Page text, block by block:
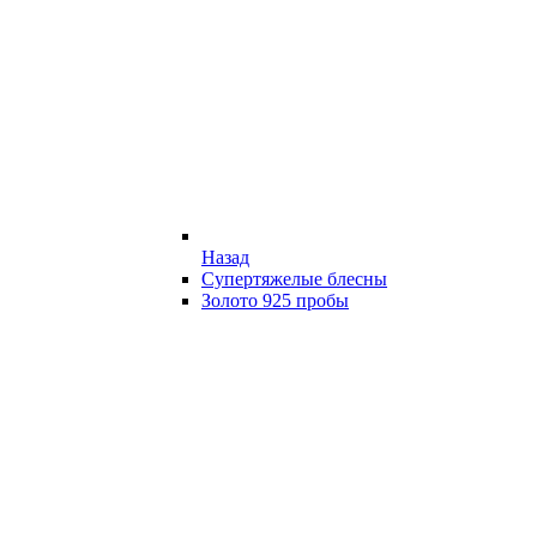
Назад
Супертяжелые блесны
Золото 925 пробы